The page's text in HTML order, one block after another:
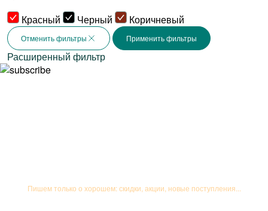
Красный
Черный Коричневый
Отменить фильтры
Расширенный фильтр
Пишем только о хорошем: скидки, акции, новые поступления...